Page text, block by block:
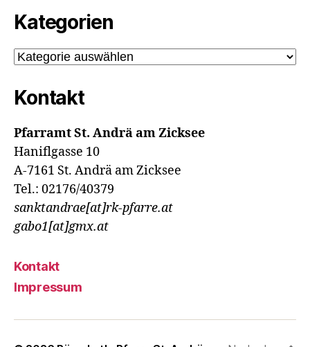
Kategorien
Kategorien
Kontakt
Pfarramt St. Andrä am Zicksee
Haniflgasse 10
A-7161 St. Andrä am Zicksee
Tel.: 02176/40379
sanktandrae[at]rk-pfarre.at
gabo1[at]gmx.at
Kontakt
Impressum